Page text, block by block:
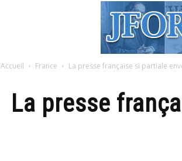
Accueil France La presse française si partiale
La presse